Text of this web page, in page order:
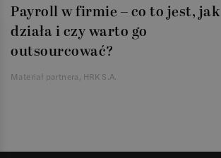
Payroll w firmie – co to jest, jak
działa i czy warto go
outsourcować?
Materiał partnera, HRK S.A.